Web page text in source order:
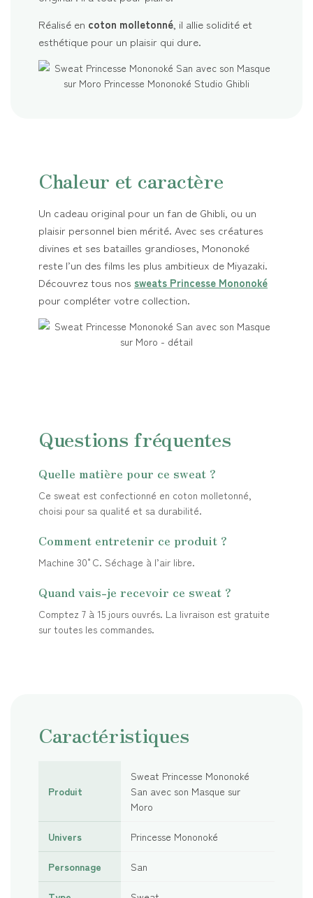
Réalisé en coton molletonné, il allie solidité et
esthétique pour un plaisir qui dure.
Chaleur et caractère
Un cadeau original pour un fan de Ghibli, ou un
plaisir personnel bien mérité. Avec ses créatures
divines et ses batailles grandioses, Mononoké
reste l’un des films les plus ambitieux de Miyazaki.
Découvrez tous nos sweats Princesse Mononoké
pour compléter votre collection.
Questions fréquentes
Quelle matière pour ce sweat ?
Ce sweat est confectionné en coton molletonné,
choisi pour sa qualité et sa durabilité.
Comment entretenir ce produit ?
Machine 30°C. Séchage à l’air libre.
Quand vais-je recevoir ce sweat ?
Comptez 7 à 15 jours ouvrés. La livraison est gratuite
sur toutes les commandes.
Caractéristiques
Produit
Sweat Princesse Mononoké
San avec son Masque sur
Moro
Univers Princesse Mononoké
Personnage San